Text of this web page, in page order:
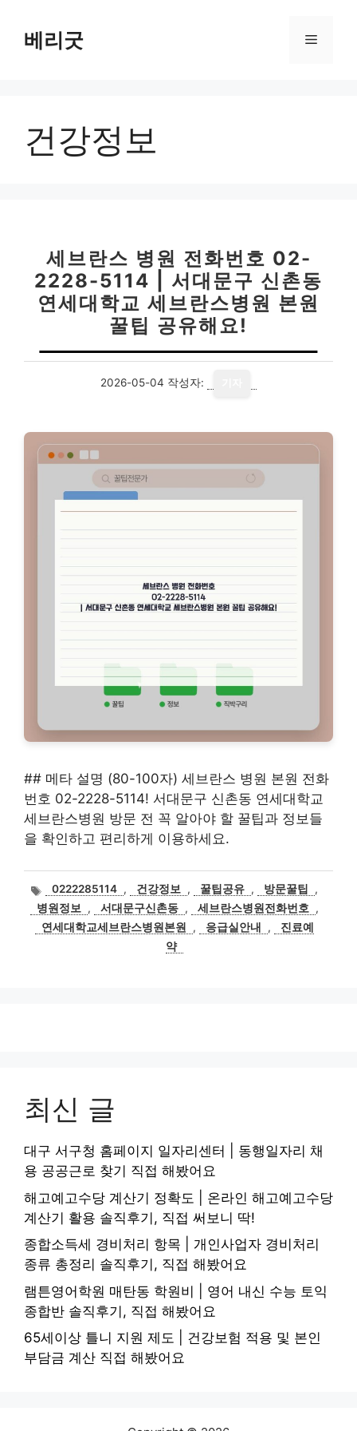
베리굿 메
건강정보
세브란스 병원 전화번호 02-
2228-5114 | 서대문구 신촌동
연세대학교 세브란스병원 본원
꿀팁 공유해요!
2026-05-04 작성자:
## 메타 설명 (80-100자) 세브란스 병원 본원 전화
번호 02-2228-5114! 서대문구 신촌동 연세대학교
세브란스병원 방문 전 꼭 알아야 할 꿀팁과 정보들
을 확인하고 편리하게 이용하세요.
태
그
0222285114 , 건강정보 , 꿀팁공유 , 방문꿀팁
,
병원정보
, 서대문구신촌동 , 세브란스병원전화번호
,
연세대학교세브란스병원본원
, 응급실안내 ,
진료예
약
최신 글
대구 서구청 홈페이지 일자리센터 | 동행일자리 채
용 공공근로 찾기 직접 해봤어요
해고예고수당 계산기 정확도 | 온라인 해고예고수당
계산기 활용 솔직후기, 직접 써보니 딱!
종합소득세 경비처리 항목 | 개인사업자 경비처리
종류 총정리 솔직후기, 직접 해봤어요
램튼영어학원 매탄동 학원비 | 영어 내신 수능 토익
종합반 솔직후기, 직접 해봤어요
65세이상 틀니 지원 제도 | 건강보험 적용 및 본인
부담금 계산 직접 해봤어요